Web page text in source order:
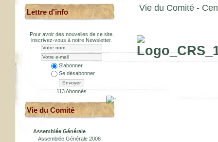
Lettre d'info
Pour avoir des nouvelles de ce site,
inscrivez-vous à notre Newsletter.
S'abonner
Se désabonner
Envoyer
113 Abonnés
Vie du Comité
Assemblée Générale
Assemblée Générale 2008
Vie du Comité -